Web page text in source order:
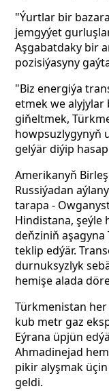
"Ýurtlar bir
jemgyýet
Aşgabatdaky bir
pozisiýasyny
"Biz energiýa
etmek we
giňeltmek,
howpsuzlygynyň
gelýär diýip
Amerikanyň
Russiýadan
tarapa -
Hindistana, şeýle
deňziniň
teklip edýär.
durnuksyzlyk
hemişe alada
Türkmenistan
kub metr gaz
Eýrana üpjün
Ahmadinejad
pikir alyşmak
geldi.